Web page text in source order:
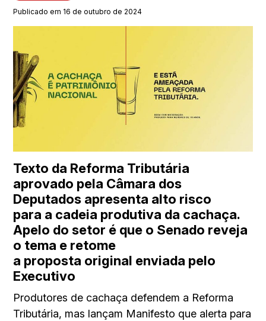
Publicado em 16 de outubro de 2024
Texto da Reforma Tributária
aprovado pela Câmara dos
Deputados apresenta alto risco
para a cadeia produtiva da cachaça.
Apelo do setor é que o Senado reveja
o tema e retome
a proposta original enviada pelo
Executivo
Produtores de cachaça defendem a Reforma
Tributária, mas lançam Manifesto que alerta para